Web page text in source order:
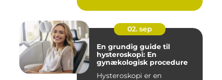
02. sep
En grundig guide til
hysteroskopi: En
gynækologisk procedure
Hysteroskopi er en